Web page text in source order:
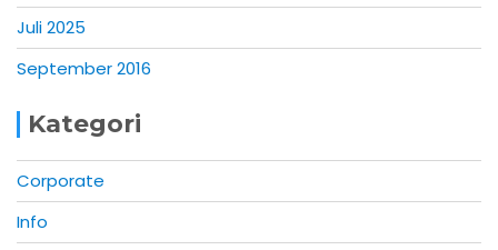
Juli 2025
September 2016
Kategori
Corporate
Info